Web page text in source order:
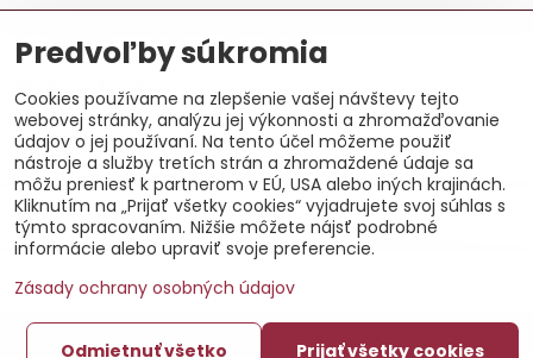
Otázka k produktu
Doručenia
Výrobca:
Likov s.r.o.
Popis
Recenzie 0
©2026
Copyright
Predvoľby súkromia
Cookies používame na zlepšenie vašej návštevy tejto
webovej stránky, analýzu jej výkonnosti a zhromažďovanie
údajov o jej používaní. Na tento účel môžeme použiť
nástroje a služby tretích strán a zhromaždené údaje sa
môžu preniesť k partnerom v EÚ, USA alebo iných krajinách.
Kliknutím na „Prijať všetky cookies“ vyjadrujete svoj súhlas s
týmto spracovaním. Nižšie môžete nájsť podrobné
informácie alebo upraviť svoje preferencie.
Zásady ochrany osobných údajov
Prijať všetky cookies
Odmietnuť všetko